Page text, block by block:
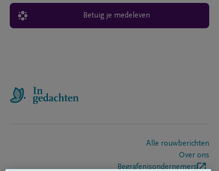
Betuig je medeleven
Alle rouwberichten
Over ons
Begrafenisondernemers